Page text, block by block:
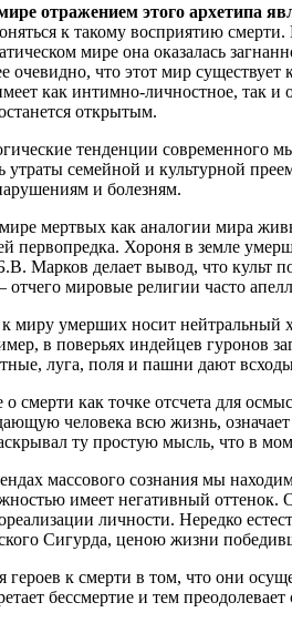
отражением этого архетипа
к такому восприятию
мире она оказалась
очевидно, что этот мир
как интимно-личностное, так и
открытым.
тенденции современного
утраты семейной и культурной
и болезням.
мертвых как аналогии мира
первопредка. Хороня в земле
Марков делает вывод, что культ
мировые религии часто
миру умерших носит нейтральный
в поверьях индейцев гуронов
луга, поля и пашни дают
о смерти как точке отсчета для
человека всю жизнь,
ту простую мысль, что в
массового сознания мы
имеет негативный
личности. Нередко
Сигурда, ценою жизни
к смерти в том, что они
бессмертие и тем